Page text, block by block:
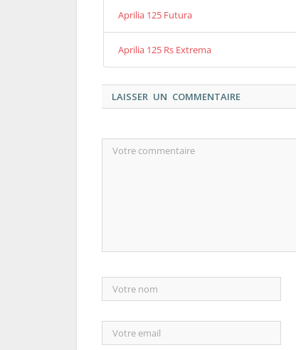
Aprilia 125 Futura
Aprilia 125 Rs Extrema
LAISSER UN COMMENTAIRE